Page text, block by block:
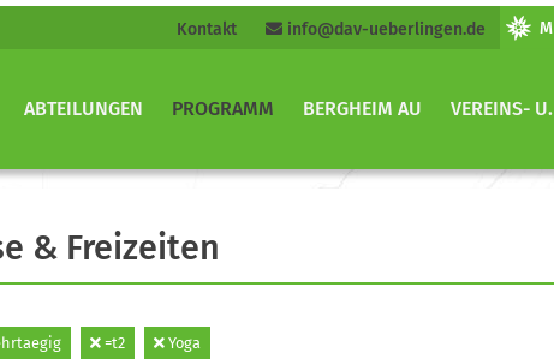
Kontakt info@dav-ueberlingen.de
ABTEILUNGEN PROGRAMM BERGHEIM AU VEREINS-
& Freizeiten
=t2 Yoga